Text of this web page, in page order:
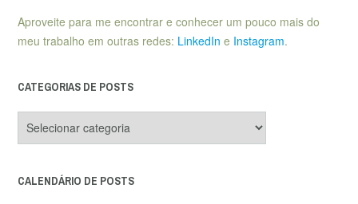
Aproveite para me encontrar e conhecer um pouco mais do
meu trabalho em outras redes: LinkedIn e Instagram.
CATEGORIAS DE POSTS
de
CALENDÁRIO DE POSTS